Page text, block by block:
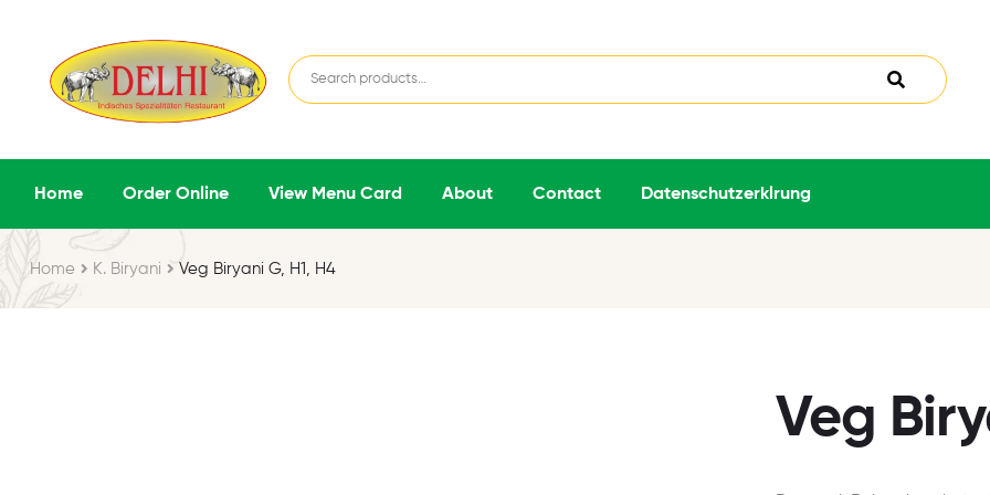
Home Order Online View Menu Card About Contact Datenschutzerklrung
Home K. Biryani Veg Biryani G, H1, H4
Veg